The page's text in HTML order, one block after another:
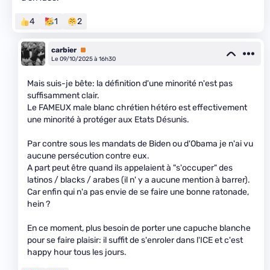
4 1 2
carbier Premium
Le 09/10/2025 à 16h30
Mais suis-je bête: la définition d'une minorité n'est pas
suffisamment clair.
Le FAMEUX male blanc chrétien hétéro est effectivement
une minorité à protéger aux Etats Désunis.
Par contre sous les mandats de Biden ou d'Obama je n'ai vu
aucune persécution contre eux.
A part peut être quand ils appelaient à "s'occuper" des
latinos / blacks / arabes (il n' y a aucune mention à barrer).
Car enfin qui n'a pas envie de se faire une bonne ratonade,
hein ?
En ce moment, plus besoin de porter une capuche blanche
pour se faire plaisir: il suffit de s'enroler dans l'ICE et c'est
happy hour tous les jours.